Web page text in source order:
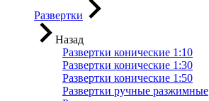
Развертки
Назад
Развертки конические 1:10
Развертки конические 1:30
Развертки конические 1:50
Развертки ручные разжимные